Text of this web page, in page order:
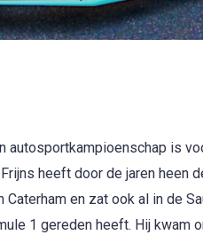
autosportkampioenschap is
heeft door de jaren heen
en zat ook al in de
1 gereden heeft. Hij kwam